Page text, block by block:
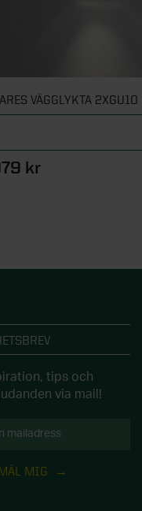
VÄGGLYKTA 2XGU10
kr
tips och
via mail!
MIG